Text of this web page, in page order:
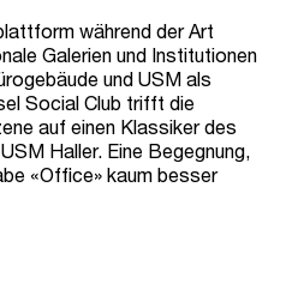
während der Art
Galerien und Institutionen
und USM als
Social Club trifft die
auf einen Klassiker des
Haller. Eine Begegnung,
«Office» kaum besser